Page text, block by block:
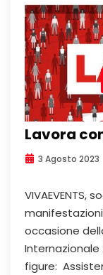
Lavora
3 Agosto 2023
VIVAEVENTS,
occasione
Internazionale
figure: